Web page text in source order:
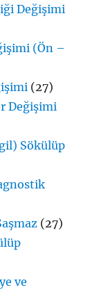
Değişimi
(Ön –
(27)
Değişimi
Sökülüp
(27)
ve